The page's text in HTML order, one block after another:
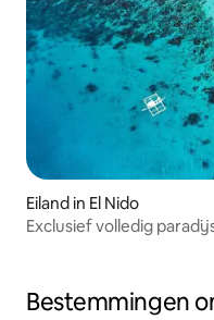
Eiland in El Nido
Exclusief volledig
Bestemmingen